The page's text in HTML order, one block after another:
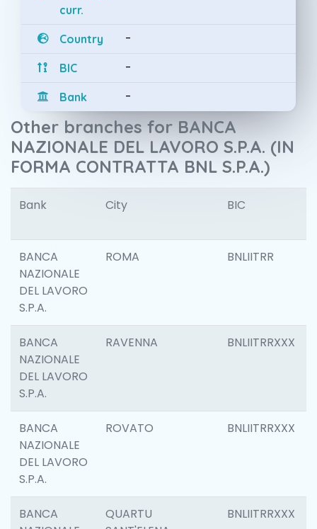
curr.
Country -
BIC -
Bank -
Other branches for BANCA
NAZIONALE DEL LAVORO S.P.A. (IN
FORMA CONTRATTA BNL S.P.A.)
Bank City BIC
BANCA
NAZIONALE
DEL LAVORO
S.P.A.
ROMA BNLIITRR
BANCA
NAZIONALE
DEL LAVORO
S.P.A.
RAVENNA BNLIITRRXXX
BANCA
NAZIONALE
DEL LAVORO
S.P.A.
ROVATO BNLIITRRXXX
BANCA
QUARTU
BNLIITRRXXX